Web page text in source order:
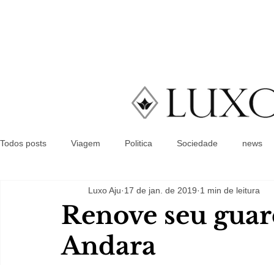
Todos posts Viagem Politica Sociedade news
Renove seu
Andara
Luxo Aju 17 de jan. de 2019 1 min de leitura